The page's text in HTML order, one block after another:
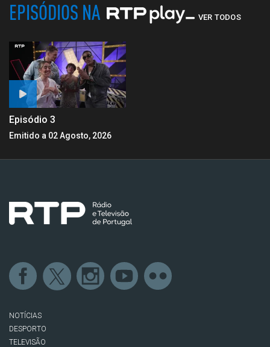
EPISÓDIOS NA VER TODOS
Episódio 3
Emitido a 02 Agosto, 2026
NOTÍCIAS
DESPORTO
TELEVISÃO